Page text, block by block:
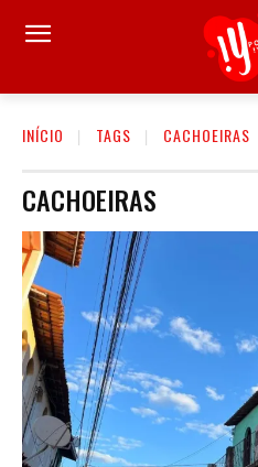
INÍCIO TAGS CACHOEIRAS
CACHOEIRAS